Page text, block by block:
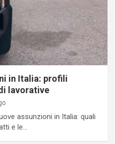
in Italia: profili
lavorative
assunzioni in Italia: quali
e le…